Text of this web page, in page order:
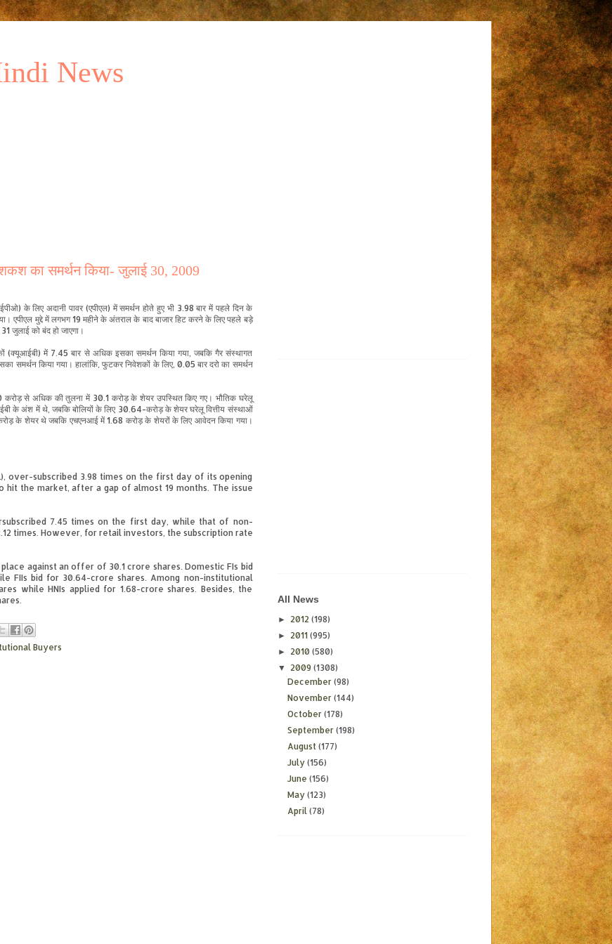
News
का समर्थन किया- जुलाई 30, 2009
के लिए अदानी पावर (एपीएल) में समर्थन होते हुए भी 3.98 बार में पहले दिन के
एपीएल मुद्दे में लगभग 19 महीने के अंतराल के बाद बाजार हिट करने के लिएपहले बड़े
जुलाई को बंद हो जाएगा।
(क्यूआईबी) में 7.45 बार से अधिक इसका समर्थन किया गया, जबकि गैर संस्थागत
समर्थनकिया गया। हालांकि, फुटकर निवेशकों के लिए, 0.05 बार दरो का समर्थन
करोड़ से अधिक की तुलना में 30.1 करोड़ के शेयर उपस्थित किए गए। भौतिक घरेलू
के अंश में थे, जबकि बोलियों के लिए 30.64-करोड़ के शेयर घरेलू वित्तीय संस्थाओं
के शेयर थे जबकि एचएनआई में 1.68 करोड़ के शेयरों के लिए आवेदन किया गया।
over-subscribed 3.98 times on the first day of its opening
hit the market, after a gap of almost 19 months. The issue
7.45 times on the first day, while that of non-
times. However, for retail investors, the subscription rate
against an offer of 30.1 crore shares. Domestic FIs bid
FIIs bid for 30.64-crore shares. Among non-institutional
while HNIs applied for 1.68-crore shares. Besides, the
Buyers
All News
► 2012 (198)
► 2011 (995)
► 2010 (580)
▼ 2009 (1308)
December (98)
November (144)
October (178)
September (198)
August (177)
July (156)
June (156)
May (123)
April (78)